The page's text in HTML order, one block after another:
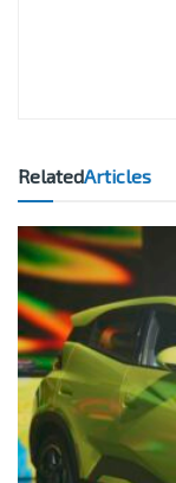
RelatedArticles